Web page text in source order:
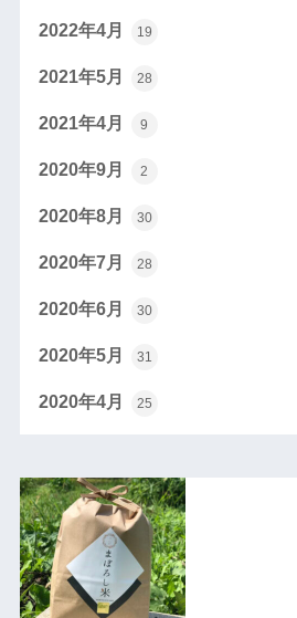
2022年4月 19
2021年5月 28
2021年4月 9
2020年9月 2
2020年8月 30
2020年7月 28
2020年6月 30
2020年5月 31
2020年4月 25